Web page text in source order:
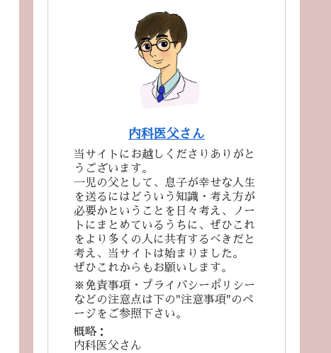
内科医父さん
当サイトにお越しくださりありがと
うございます。
一児の父として、息子が幸せな人生
を送るにはどういう知識・考え方が
必要かということを日々考え、ノー
トにまとめているうちに、ぜひこれ
をより多くの人に共有するべきだと
考え、当サイトは始まりました。
ぜひこれからもお願いします。
※免責事項・プライバシーポリシー
などの注意点は下の"注意事項"のペ
ージをご参照下さい。
概略：
内科医父さん